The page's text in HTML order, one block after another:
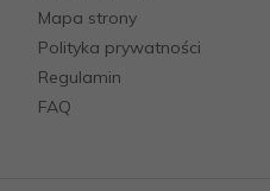
Mapa strony
Polityka prywatności
Regulamin
FAQ